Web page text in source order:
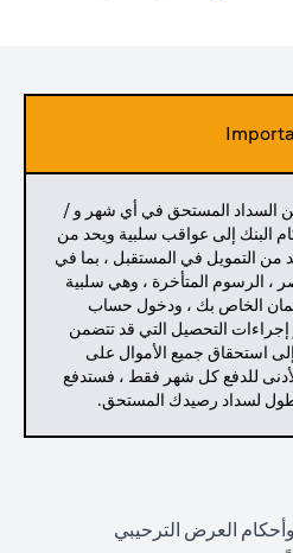
السداد المستحق في أي شهر و /
البنك إلى عواقب سلبية ويحد من
التمويل في المستقبل ، بما في
، الرسوم المتأخرة ، وهي سلبية
الخاص بك ، ودخول حساب
إجراءات التحصيل التي قد تتضمن
استحقاق جميع الأموال على
للدفع كل شهر فقط ، فستدفع
لسداد رصيدك المستحق.
العرض الترحيبي